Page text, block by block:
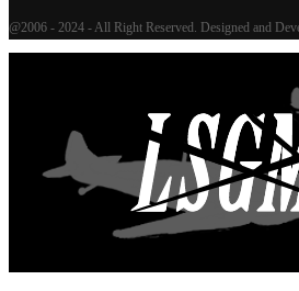
@2006 - 2024 - All Right Reserved. Designed and